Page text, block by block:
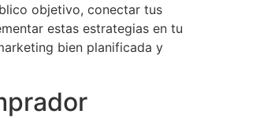
objetivo, conectar tus
estas estrategias en tu
bien planificada y